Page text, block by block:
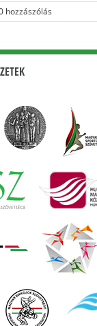
hozzászólás